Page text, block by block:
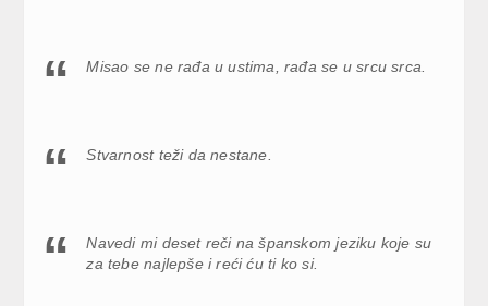
Misao se ne rađa u ustima, rađa se u srcu srca.
Stvarnost teži da nestane.
Navedi mi deset reči na španskom jeziku koje su
za tebe najlepše i reći ću ti ko si.